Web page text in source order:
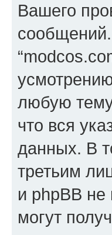
Вашего
любую
что вся
данных. В
третьим
и phpBB не
могут